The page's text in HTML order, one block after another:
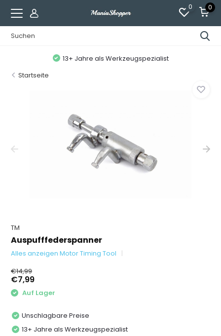
0 0
13+ Jahre als Werkzeugspezialist
Startseite
TM
Auspufffederspanner
Alles anzeigen Motor Timing Tool
€14,99
€7,99
Auf Lager
Unschlagbare Preise
13+ Jahre als Werkzeugspezialist